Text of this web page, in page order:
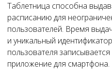
Таблетница способна
расписанию для
пользователей. Время
и уникальный
пользователя
приложение для смартфона.